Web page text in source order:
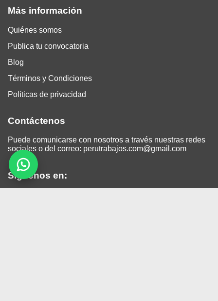
Más información
Quiénes somos
Publica tu convocatoria
Blog
Términos y Condiciones
Políticas de privacidad
Contáctenos
Puede comunicarse con nosotros a través nuestras redes
sociales o del correo: perutrabajos.com@gmail.com
Siguenos en: